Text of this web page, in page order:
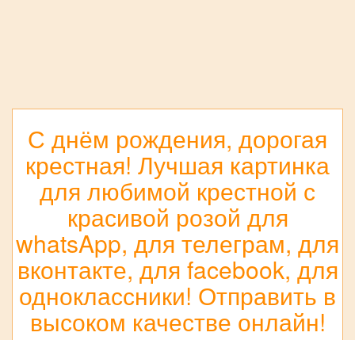
С днём рождения, дорогая
крестная! Лучшая картинка
для любимой крестной с
красивой розой для
whatsApp, для телеграм, для
вконтакте, для facebook, для
одноклассники! Отправить в
высоком качестве онлайн!